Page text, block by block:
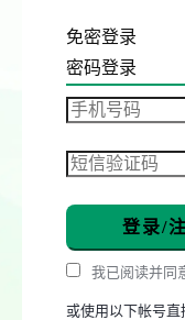
免密登录
密码登录
登录/
我已阅读并同
或使用以下帐号直